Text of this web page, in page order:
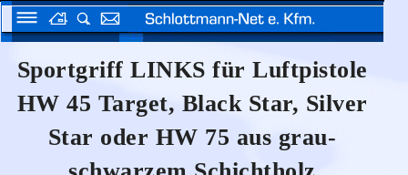
Sportgriff LINKS für Luftpistole
HW 45 Target, Black Star, Silver
Star oder HW 75 aus grau-